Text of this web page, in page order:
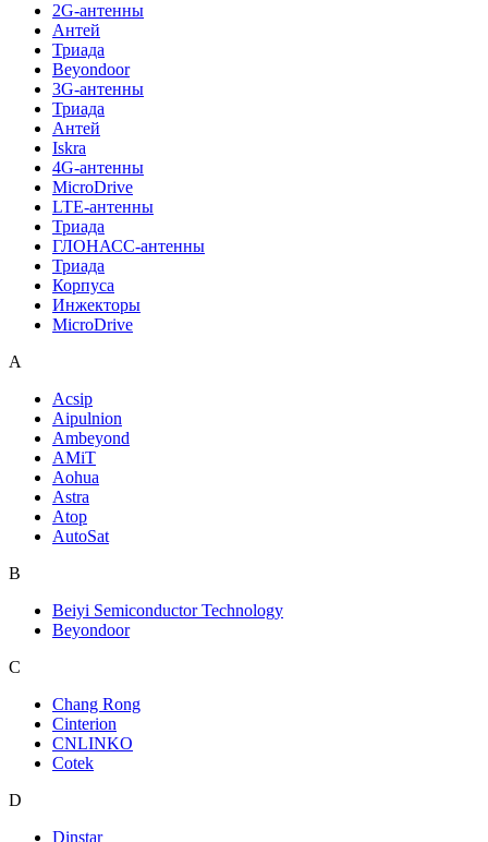
2G-антенны
Антей
Триада
Beyondoor
3G-антенны
Триада
Антей
Iskra
4G-антенны
MicroDrive
LTE-антенны
Триада
ГЛОНАСС-антенны
Триада
Корпуса
Инжекторы
MicroDrive
A
Acsip
Aipulnion
Ambeyond
AMiT
Aohua
Astra
Atop
AutoSat
B
Beiyi Semiconductor Technology
Beyondoor
C
Chang Rong
Cinterion
CNLINKO
Cotek
D
Dinstar